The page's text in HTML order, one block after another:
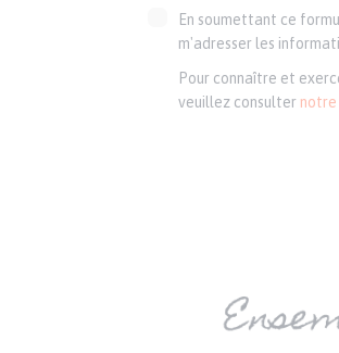
En soumettant ce
m'adresser les
Pour connaître et
veuillez consulter notre